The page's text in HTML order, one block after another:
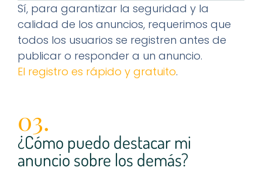
Sí, para garantizar la seguridad y la
calidad de los anuncios, requerimos que
todos los usuarios se registren antes de
publicar o responder a un anuncio.
El registro es rápido y gratuito.
03.
¿Cómo puedo destacar mi
anuncio sobre los demás?